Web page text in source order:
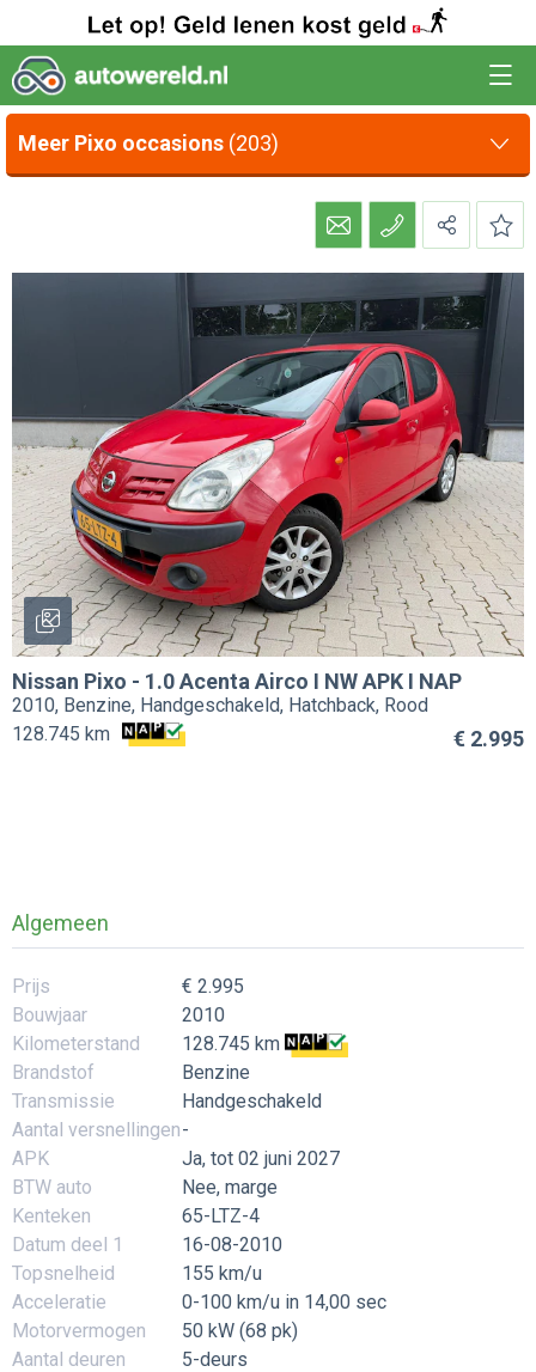
Meer Pixo occasions (203)
Nissan Pixo - 1.0 Acenta Airco I NW APK I NAP
2010, Benzine, Handgeschakeld, Hatchback, Rood
€ 2.995
128.745 km
Algemeen
Prijs
€ 2.995
Bouwjaar
2010
Kilometerstand
128.745 km
Brandstof
Benzine
Transmissie
Handgeschakeld
Aantal versnellingen-
APK
Ja, tot 02 juni 2027
BTW auto
Nee, marge
Kenteken
65-LTZ-4
Datum deel 1
16-08-2010
Topsnelheid
155 km/u
Acceleratie
0-100 km/u in 14,00 sec
Motorvermogen
50 kW (68 pk)
Aantal deuren
5-deurs